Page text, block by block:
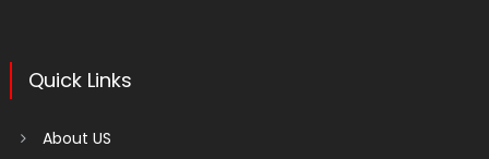
Quick Links
About US